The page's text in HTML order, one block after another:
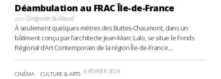
Déambulation au FRAC Île-de-France
parGrégoire Suillaud
À seulement quelques mètres des Buttes-Chaumont, dans un
bâtiment conçu par l’architecte Jean-Marc Lalo, se situe le Fonds
Régional d’Art Contemporain de la région Île-de-France....
CINÉMA CULTURE & ARTS 6 FÉVRIER 2024